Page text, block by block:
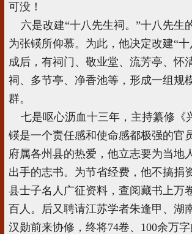
可没！
六是改建“十八先生祠。”十八先生
为张锳所仰慕。为此，他决定改建“
成后，有祠门、敬业堂、流芳亭、怀
祠、多节亭、净香池等，形成一组规
群。
七是呕心沥血十三年，主持纂修《
锳是一个责任感和使命感都极强的官
府属各州县的热爱，他立志要为当地
出手的志书。为节省经费，他不搞捐
县士子名人广征资料，查阅藏书上万
百人。后又聘请江苏学者朱逢甲、湖
汉勋前来协修，终将74卷、100余万